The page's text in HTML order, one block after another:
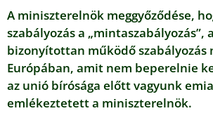
A miniszterelnök meggyőződése,
szabályozás a „mintaszabályozás”,
bizonyítottan működő szabályozás
Európában, amit nem beperelnie
az unió bírósága előtt vagyunk
emlékeztetett a miniszterelnök.